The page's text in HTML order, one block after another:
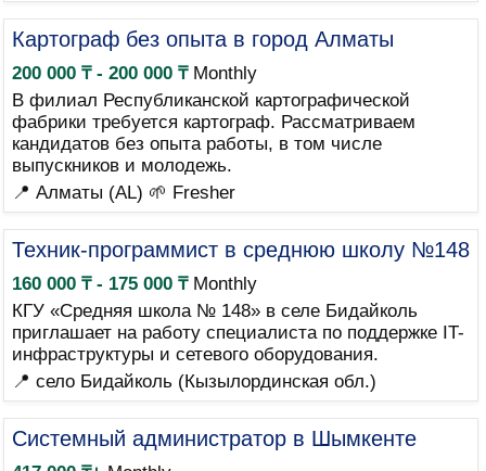
Картограф без опыта в город Алматы
200 000 ₸ - 200 000 ₸Monthly
В филиал Республиканской картографической
фабрики требуется картограф. Рассматриваем
кандидатов без опыта работы, в том числе
выпускников и молодежь.
📍 Алматы (AL) 🌱 Fresher
Техник-программист в среднюю школу №148
160 000 ₸ - 175 000 ₸Monthly
КГУ «Средняя школа № 148» в селе Бидайколь
приглашает на работу специалиста по поддержке IT-
инфраструктуры и сетевого оборудования.
📍 село Бидайколь (Кызылординская обл.)
Системный администратор в Шымкенте